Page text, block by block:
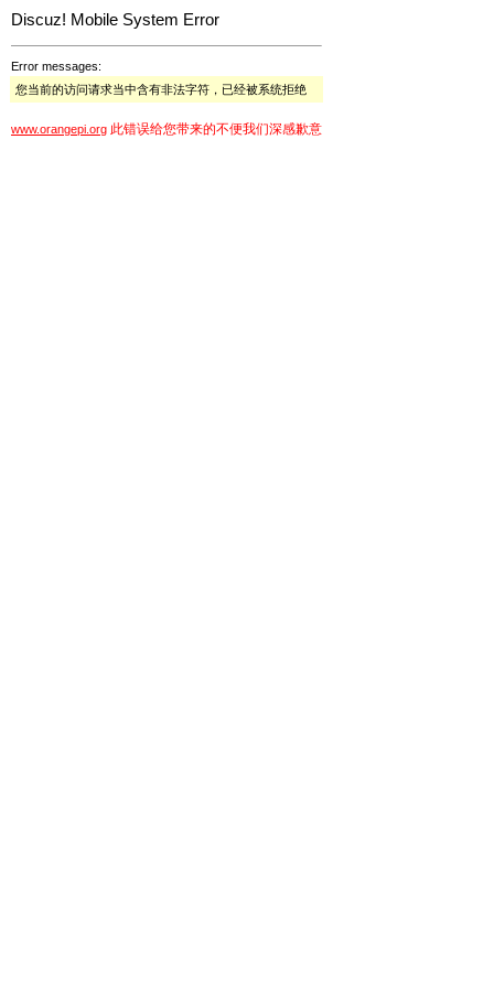
Discuz! Mobile System Error
Error messages:
您当前的访问请求当中含有非法字符，已经被系统拒绝
www.orangepi.org 此错误给您带来的不便我们深感歉意